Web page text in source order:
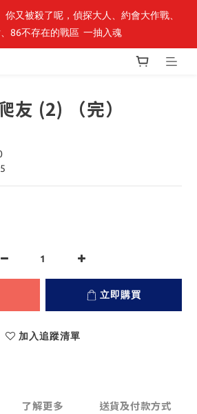
「全知讀者視角」 周邊商品
你又被殺了呢，偵探大人、約會大作戰、
86不存在的戰區  一抽入魂
友 (2) （完）
立即購買
加入追蹤清單
了解更多 送貨及付款方式